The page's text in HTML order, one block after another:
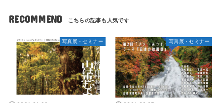
RECOMMEND
写真展・セミナー 写真展・セミナー